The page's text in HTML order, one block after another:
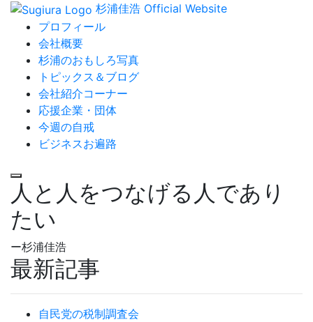
杉浦佳浩 Official Website
プロフィール
会社概要
杉浦のおもしろ写真
トピックス＆ブログ
会社紹介コーナー
応援企業・団体
今週の自戒
ビジネスお遍路
人と人をつなげる人であり
たい
ー杉浦佳浩
最新記事
自民党の税制調査会